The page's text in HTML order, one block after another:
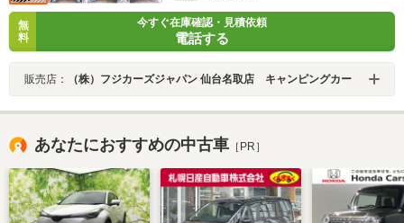
無
料
今すぐ在庫確認・見積依頼
電話する
販売店： （株）フジカーズジャパン 仙台名取店 キャンピングカー
あなたにおすすめの中古車 ［PR］